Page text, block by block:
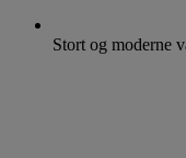
Stort og moderne